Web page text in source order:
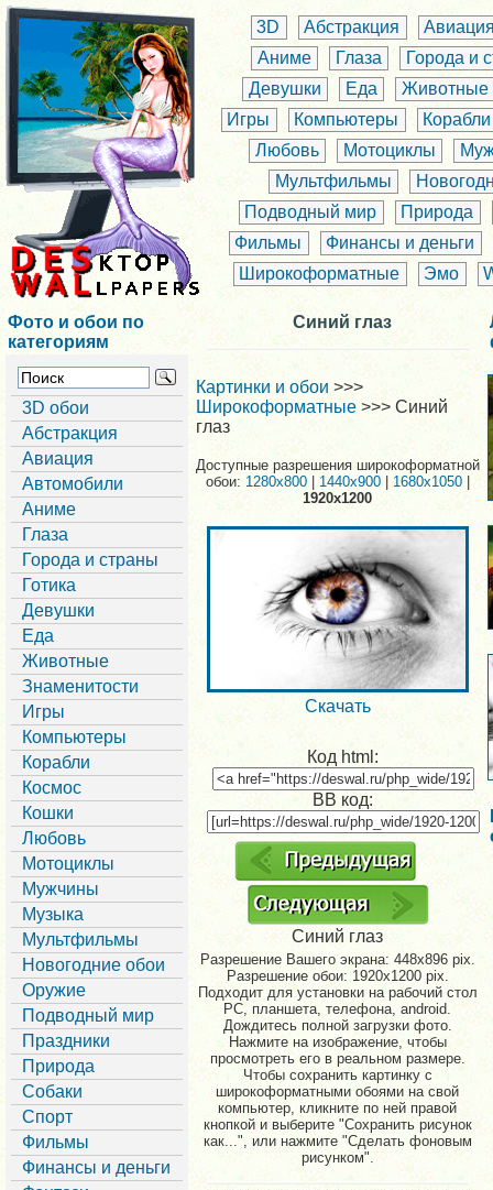
3D Абстракция
Аниме
Глаза
Города и
Девушки
Еда
Животные
Игры
Компьютеры
Корабли
Любовь
Мотоциклы
Мультфильмы
Подводный мир
Природа
Фильмы
Финансы и деньги
Широкоформатные
Эмо
Фото и обои по
категориям
3D обои
Абстракция
Авиация
Автомобили
Аниме
Глаза
Города и страны
Готика
Девушки
Еда
Животные
Знаменитости
Игры
Компьютеры
Корабли
Космос
Кошки
Любовь
Мотоциклы
Мужчины
Музыка
Мультфильмы
Новогодние обои
Оружие
Подводный мир
Праздники
Природа
Собаки
Спорт
Фильмы
Финансы и деньги
Синий глаз
Картинки и обои >>>
Широкоформатные>>> Синий
глаз
Доступные разрешения широкоформатной
обои: 1280x800 1440x900| 1680x1050
1920x1200
Скачать
Код html:
BB код:
Синий глаз
Разрешение Вашего экрана: 448x896 pix.
Разрешение обои: 1920x1200 pix.
Подходит для установки на рабочий стол
PC, планшета, телефона, android.
Дождитесь полной загрузки фото.
Нажмите на изображение, чтобы
просмотреть его в реальном размере.
Чтобы сохранить картинку с
широкоформатными обоями на свой
компьютер, кликните по ней правой
кнопкой и выберите "Сохранить рисунок
как...", или нажмите "Сделать фоновым
рисунком".